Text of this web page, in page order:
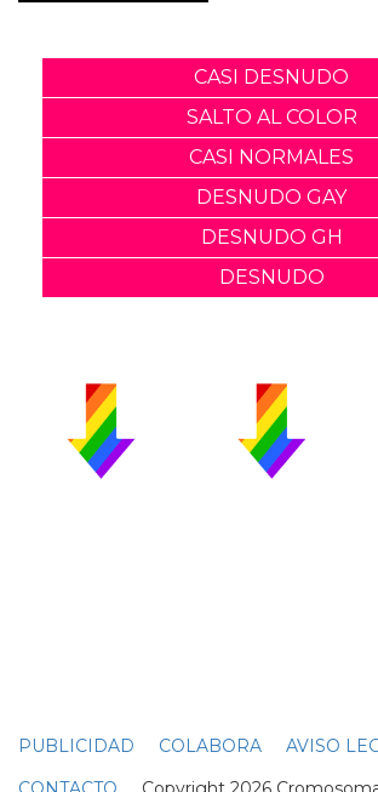
CASI DESNUDO
SALTO AL COLOR
CASI NORMALES
DESNUDO GAY
DESNUDO GH
DESNUDO
PUBLICIDAD COLABORA
AVISO